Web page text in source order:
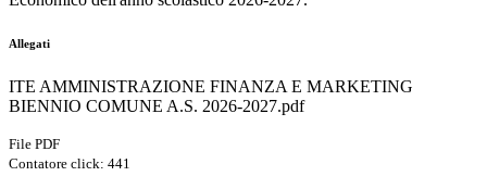
Allegati
ITE AMMINISTRAZIONE FINANZA E MARKETING
BIENNIO COMUNE A.S. 2026-2027.pdf
File PDF
Contatore click: 441